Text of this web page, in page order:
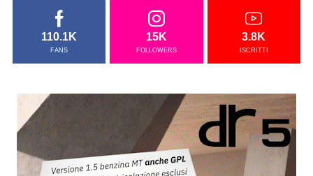
110.1K
FANS
15K
FOLLOWERS
3.8K
ISCRITTI